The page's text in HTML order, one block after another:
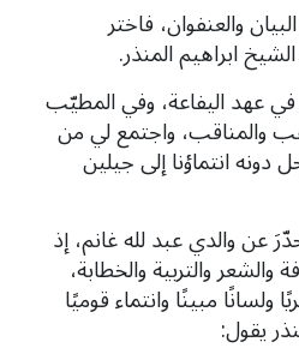
والعنفوان، فاختر
ابراهيم المنذر.
في عهد اليفاعة، وفي المطيّب
والمناقب، واجتمع لي من
انتماؤنا إلى جيلين
عن والدي عبد لله غانم، إذ
والتربية والخطابة،
ولسانًا مبينًا وانتماء قوميًا
يقول: